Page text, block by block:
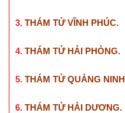
3. THÁM TỬ VĨNH PHÚC.
4. THÁM TỬ HẢI PHÒNG.
5. THÁM TỬ QUẢNG NINH
6. THÁM TỬ HẢI DƯƠNG.